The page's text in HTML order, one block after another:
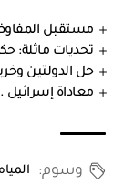
مستقبل المفاوضات
تحديات ماثلة:
حل الدولتين
معاداة إسرائيل
وسوم: المياه